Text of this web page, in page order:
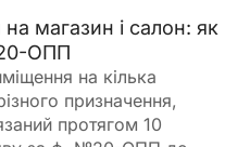
магазин і салон: як
ОПП
на кілька
призначення,
протягом 10